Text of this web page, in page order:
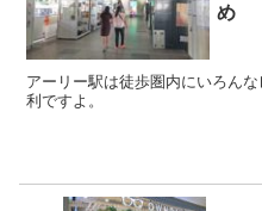
め
アーリー駅は徒歩圏内にいろん
利ですよ。